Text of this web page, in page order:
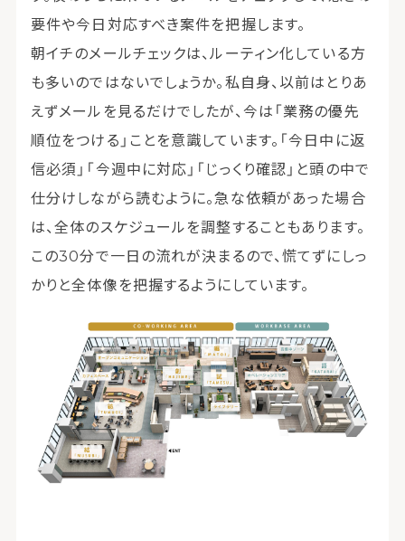
要件や今日対応すべき案件を把握します。
朝イチのメールチェックは、ルーティン化している方
も多いのではないでしょうか。私自身、以前はとりあ
えずメールを見るだけでしたが、今は「業務の優先
順位をつける」ことを意識しています。「今日中に返
信必須」「今週中に対応」「じっくり確認」と頭の中で
仕分けしながら読むように。急な依頼があった場合
は、全体のスケジュールを調整することもあります。
この30分で一日の流れが決まるので、慌てずにしっ
かりと全体像を把握するようにしています。